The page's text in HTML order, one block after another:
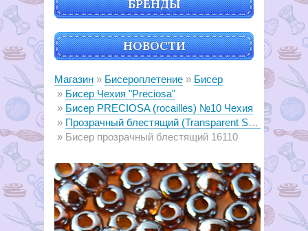
БРЕНДЫ
НОВОСТИ
Магазин Бисероплетение
Бисер
Бисер Чехия "Preciosa"
Бисер PRECIOSA (rocailles) №10 Чехия
Прозрачный блестящий (Transparent Sfinx lustered)
Бисер прозрачный блестящий 16110